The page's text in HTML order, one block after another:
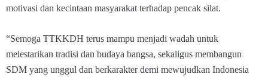
motivasi dan kecintaan masyarakat terhadap pencak silat.
“Semoga TTKKDH terus mampu menjadi wadah untuk
melestarikan tradisi dan budaya bangsa, sekaligus membangun
SDM yang unggul dan berkarakter demi mewujudkan Indonesia